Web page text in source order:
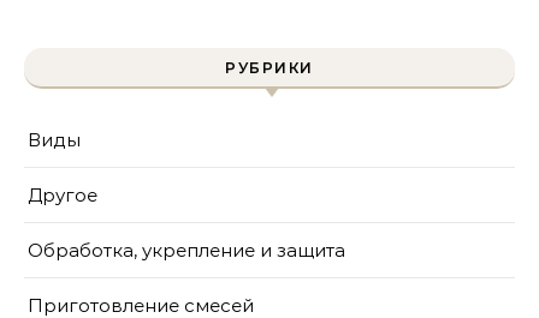
РУБРИКИ
Виды
Другое
Обработка, укрепление и защита
Приготовление смесей